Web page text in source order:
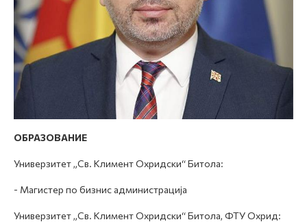
ОБРАЗОВАНИЕ
Универзитет „Св. Климент Охридски“ Битола:
- Магистер по бизнис администрација
Универзитет „Св. Климент Охридски“ Битола, ФТУ Охрид: